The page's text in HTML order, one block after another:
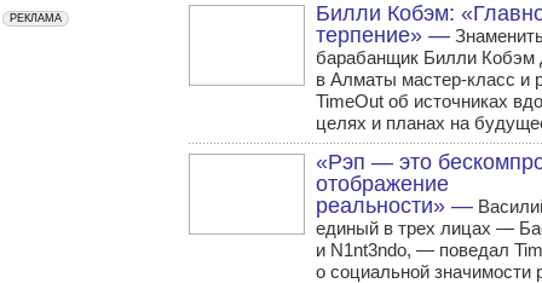
Билли Кобэм:
терпение» —
барабанщик Билли Кобэм
в Алматы мастер-класс и
TimeOut об источниках
целях и планах на
«Рэп — это
отображение
реальности» —
единый в трех лицах —
и N1nt3ndo, — поведал
о социальной значимости